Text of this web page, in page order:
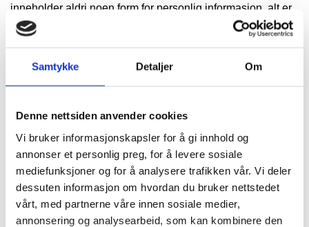
Samtykke Detaljer Om
Denne nettsiden anvender cookies
Vi bruker informasjonskapsler for å gi innhold og
annonser et personlig preg, for å levere sosiale
mediefunksjoner og for å analysere trafikken vår. Vi deler
dessuten informasjon om hvordan du bruker nettstedet
vårt, med partnerne våre innen sosiale medier,
annonsering og analysearbeid, som kan kombinere den
inneholder aldri noen form for personlig informasjon, alt er
anonymt. IP-adresser lagres ikke i vår database der vi
som bruker aldri kobles sammen med din identitet. Din IP-
Formål:
Utvikle og forbedre nettstedet gjennom å forstå
hvordan det anvendes.
Beregne og rapportere brukerantall og trafikk.
Gjøre det lettere for deg å navigere på nettstedet.